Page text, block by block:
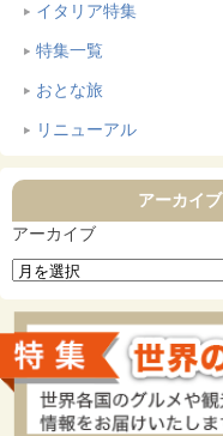
イタリア特集
特集一覧
おとな旅
リニューアル
アーカイブ
アーカイブ